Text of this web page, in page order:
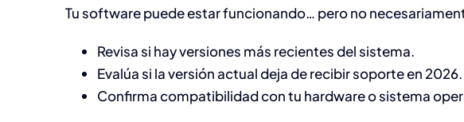
Tu software puede estar funcionando… pero no
Revisa si hay versiones más recientes del sistema.
Evalúa si la versión actual deja de recibir soporte en 2026.
Confirma compatibilidad con tu hardware o sistema